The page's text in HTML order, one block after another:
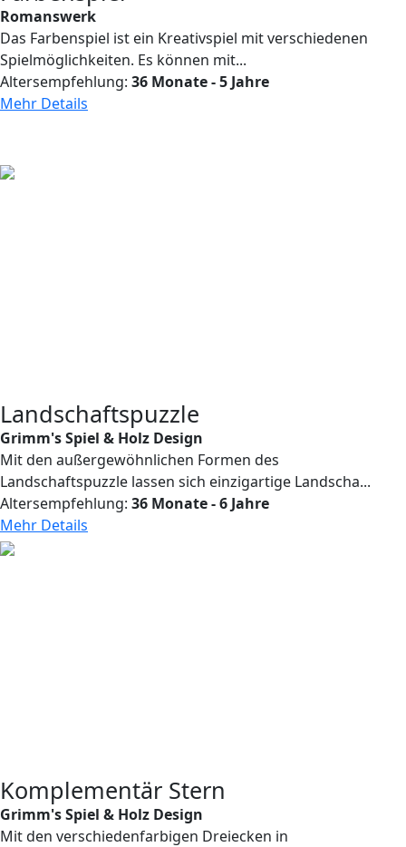
Romanswerk
Das Farbenspiel ist ein Kreativspiel mit verschiedenen
Spielmöglichkeiten. Es können mit...
Altersempfehlung: 36 Monate - 5 Jahre
Mehr Details
Landschaftspuzzle
Grimm's Spiel & Holz Design
Mit den außergewöhnlichen Formen des
Landschaftspuzzle lassen sich einzigartige Landscha...
Altersempfehlung: 36 Monate - 6 Jahre
Mehr Details
Komplementär Stern
Grimm's Spiel & Holz Design
Mit den verschiedenfarbigen Dreiecken in